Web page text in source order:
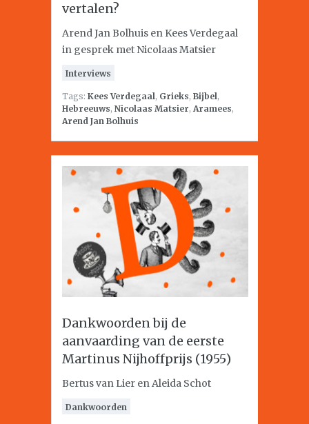
vertalen?
Arend Jan Bolhuis en Kees Verdegaal
in gesprek met Nicolaas Matsier
Interviews
Tags: Kees Verdegaal, Grieks, Bijbel,
Hebreeuws, Nicolaas Matsier, Aramees,
Arend Jan Bolhuis
Dankwoorden bij de
aanvaarding van de eerste
Martinus Nijhoffprijs (1955)
Bertus van Lier en Aleida Schot
Dankwoorden